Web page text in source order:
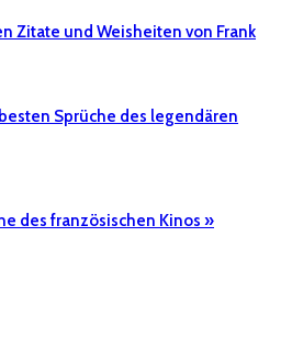
Zitate und Weisheiten von Frank
Sprüche des legendären
des französischen Kinos »